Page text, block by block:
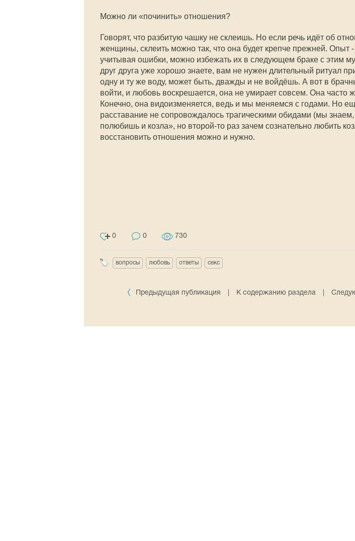
Можно ли «починить» отношения?
Говорят, что разбитую чашку не склеишь. Но если речь идёт об
женщины, склеить можно так, что она будет крепче прежней. Опыт
учитывая ошибки, можно избежать их в следующем браке с этим
друг друга уже хорошо знаете, вам не нужен длительный ритуал
одну и ту же воду, может быть, дважды и не войдёшь. А вот в
войти, и любовь воскрешается, она не умирает совсем. Она часто
Конечно, она видоизменяется, ведь и мы меняемся с годами. Но
расставание не сопровождалось трагическими обидами (мы
полюбишь и козла», но второй-то раз зачем сознательно любить
восстановить отношения можно и нужно.
0 0 730
вопросы любовь ответы секс
Предыдущая публикация К содержанию раздела